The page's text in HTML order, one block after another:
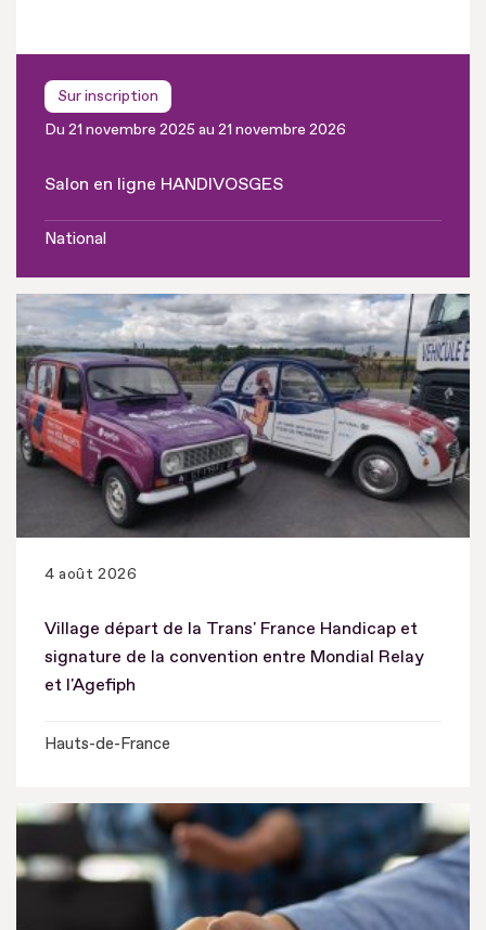
Sur inscription
Du 21 novembre 2025 au 21 novembre 2026
Salon en ligne HANDIVOSGES
National
4 août 2026
Village départ de la Trans' France Handicap et
signature de la convention entre Mondial Relay
et l'Agefiph
Hauts-de-France